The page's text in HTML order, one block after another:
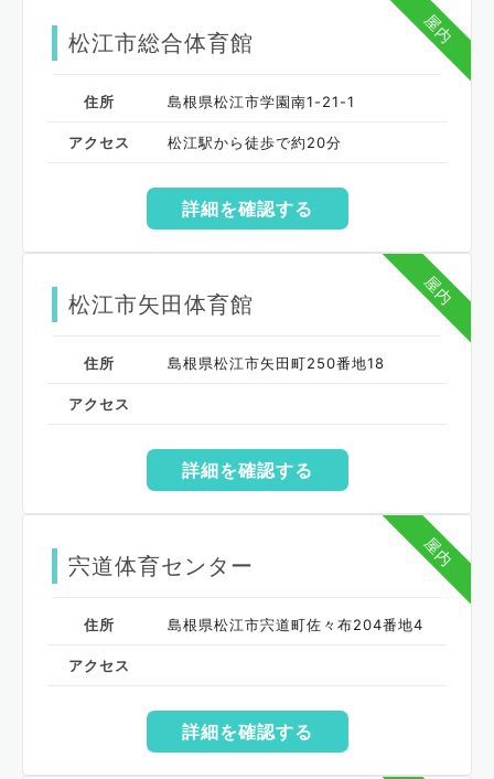
屋内
松江市総合体育館
住所 島根県松江市学園南1-21-1
アクセス 松江駅から徒歩で約20分
詳細を確認する
屋内
松江市矢田体育館
住所 島根県松江市矢田町250番地18
アクセス
詳細を確認する
屋内
宍道体育センター
住所 島根県松江市宍道町佐々布204番地4
アクセス
詳細を確認する